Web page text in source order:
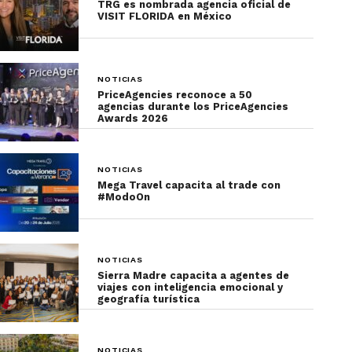
Si el plan de desarrollo turístico de Guerrero fuera
una película, el guion diría algo así:
TRG es nombrada agencia oficial de
VISIT FLORIDA en México
NOTICIAS
PriceAgencies reconoce a 50
agencias durante los PriceAgencies
Awards 2026
NOTICIAS
Mega Travel capacita al trade con
#ModoOn
NOTICIAS
Sierra Madre capacita a agentes de
viajes con inteligencia emocional y
geografía turística